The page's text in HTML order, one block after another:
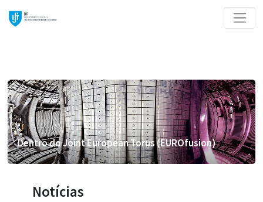
Dentro do Joint European Torus (EUROfusion)
Notícias